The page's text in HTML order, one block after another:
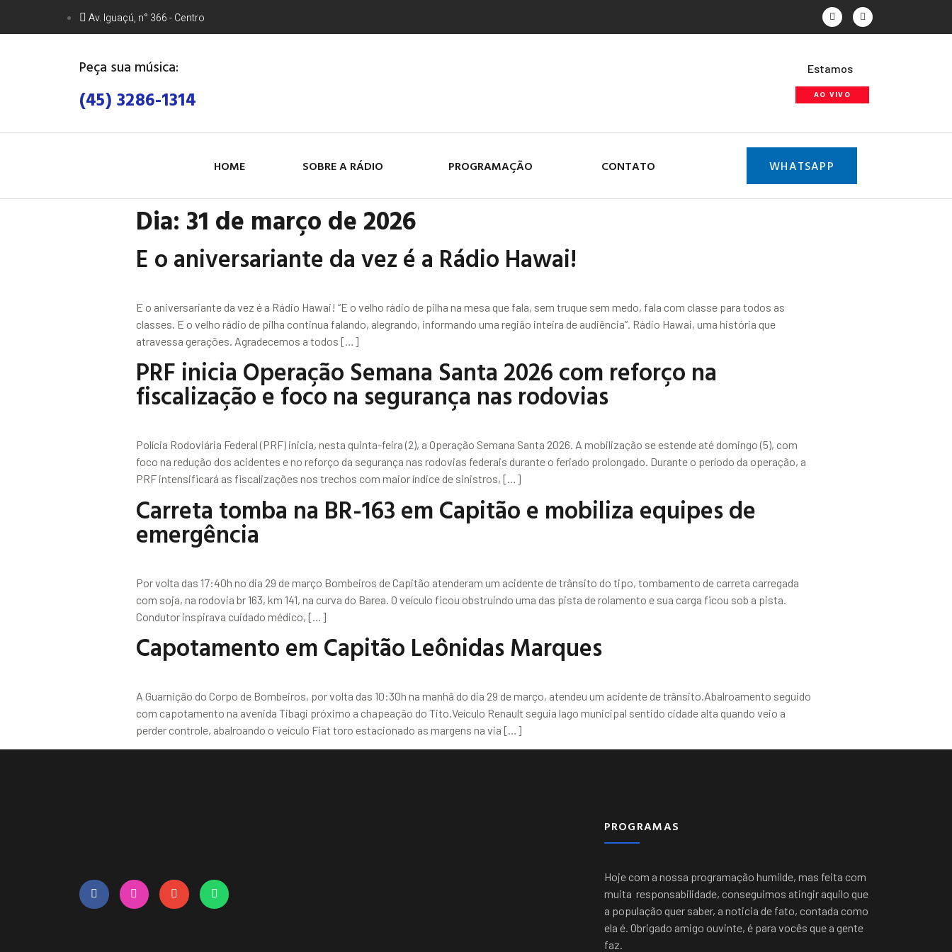
Av. Iguaçú, n° 366 - Centro
Peça sua música:
(45) 3286-1314
Estamos
AO VIVO
HOME SOBRE A RÁDIO PROGRAMAÇÃO CONTATO WHATSAPP
Dia: 31 de março de 2026
E o aniversariante da vez é a Rádio Hawai!
E o aniversariante da vez é a Rádio Hawai! “E o velho rádio de pilha na mesa que fala, sem truque sem medo, fala com classe para todos as
classes. E o velho rádio de pilha continua falando, alegrando, informando uma região inteira de audiência”. Rádio Hawai, uma história que
atravessa gerações. Agradecemos a todos […]
PRF inicia Operação Semana Santa 2026 com reforço na
fiscalização e foco na segurança nas rodovias
Polícia Rodoviária Federal (PRF) inicia, nesta quinta-feira (2), a Operação Semana Santa 2026. A mobilização se estende até domingo (5), com
foco na redução dos acidentes e no reforço da segurança nas rodovias federais durante o feriado prolongado. Durante o período da operação, a
PRF intensificará as fiscalizações nos trechos com maior índice de sinistros, […]
Carreta tomba na BR-163 em Capitão e mobiliza equipes de
emergência
Por volta das 17:40h no dia 29 de março Bombeiros de Capitão atenderam um acidente de trânsito do tipo, tombamento de carreta carregada
com soja, na rodovia br 163, km 141, na curva do Barea. O veículo ficou obstruindo uma das pista de rolamento e sua carga ficou sob a pista.
Condutor inspirava cuidado médico, […]
Capotamento em Capitão Leônidas Marques
A Guarnição do Corpo de Bombeiros, por volta das 10:30h na manhã do dia 29 de março, atendeu um acidente de trânsito.Abalroamento seguido
com capotamento na avenida Tibagi próximo a chapeação do Tito.Veículo Renault seguia lago municipal sentido cidade alta quando veio a
perder controle, abalroando o veículo Fiat toro estacionado as margens na via […]
PROGRAMAS
Hoje com a nossa programação humilde, mas feita com
muita responsabilidade, conseguimos atingir aquilo que
a população quer saber, a noticia de fato, contada como
ela é. Obrigado amigo ouvinte, é para vocês que a gente
faz.